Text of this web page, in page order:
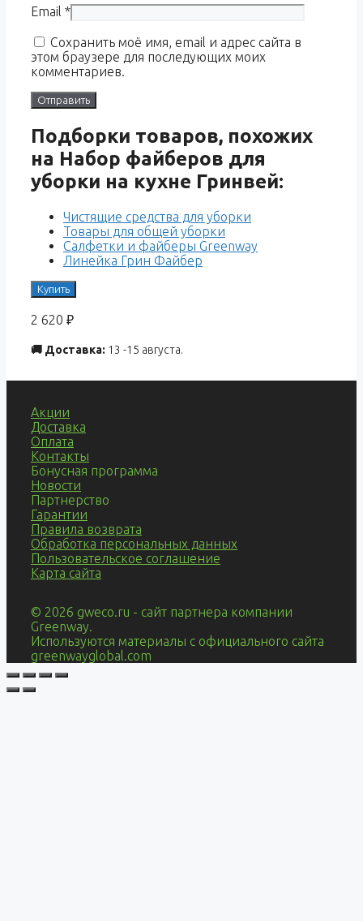
Email *
Сохранить моё имя, email и адрес сайта в
этом браузере для последующих моих
комментариев.
Подборки товаров, похожих
на Набор файберов для
уборки на кухне Гринвей:
Чистящие средства для уборки
Товары для общей уборки
Салфетки и файберы Greenway
Линейка Грин Файбер
Купить
2 620 ₽
🚚 Доставка: 13 -15 августа.
Акции
Доставка
Оплата
Контакты
Бонусная программа
Новости
Партнерство
Гарантии
Правила возврата
Обработка персональных данных
Пользовательское соглашение
Карта сайта
© 2026 gweco.ru - сайт партнера компании
Greenway.
Используются материалы с официального сайта
greenwayglobal.com